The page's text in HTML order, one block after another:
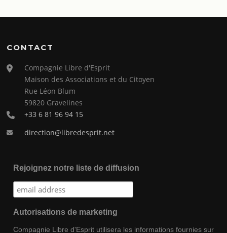
CONTACT
Compagnie Libre d'Esprit
Maison des Associations et du Citoyen
Rue Léon Blum
59820 Gravelines
+33 6 81 96 94 15
direction@libredesprit.net
Rejoignez notre liste de diffusion
Autorisations de marketing
Compagnie Libre d'Esprit utilisera les informations fournies sur